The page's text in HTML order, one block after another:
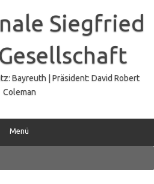
Siegfried
Bayreuth | Präsident: David Robert
Coleman
Menü